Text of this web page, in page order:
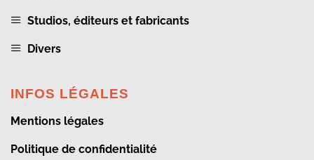
Studios, éditeurs et fabricants
Divers
INFOS LÉGALES
Mentions légales
Politique de confidentialité